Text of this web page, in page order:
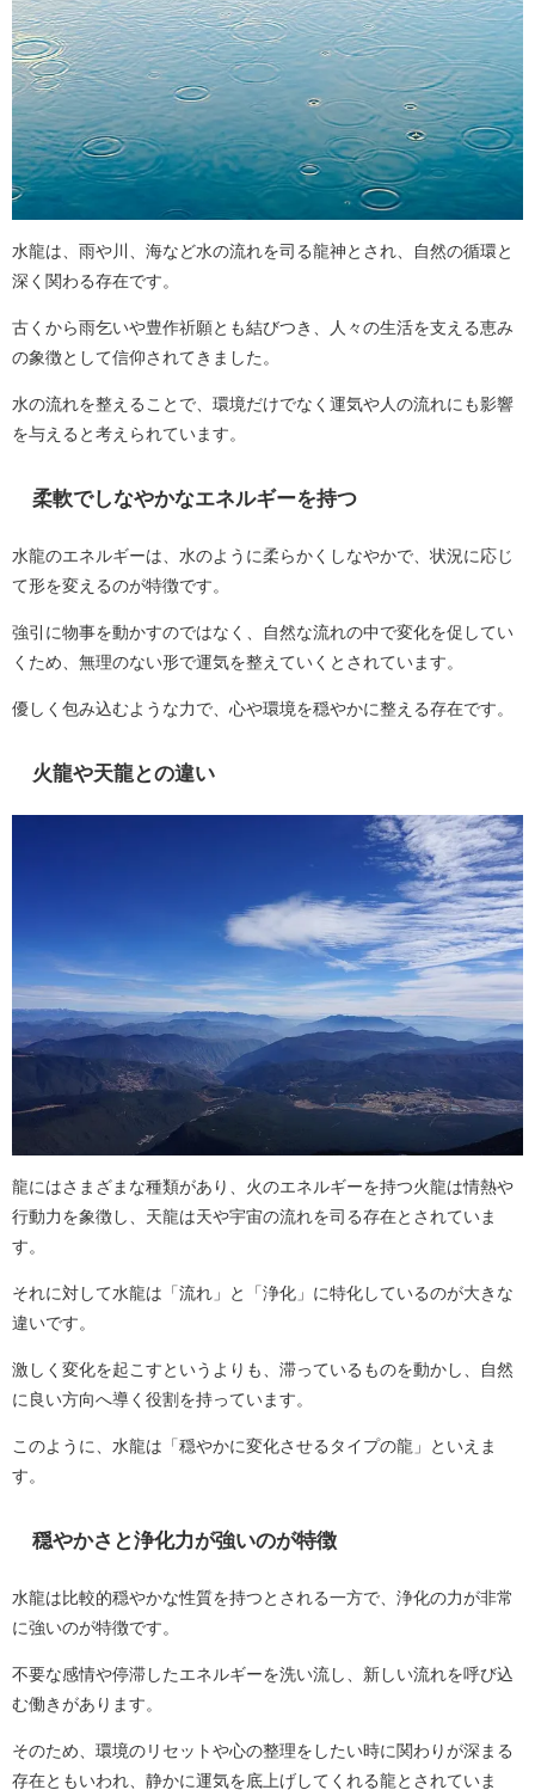
水龍は、雨や川、海など水の流れを司る龍神とされ、自然の循環と
深く関わる存在です。
古くから雨乞いや豊作祈願とも結びつき、人々の生活を支える恵み
の象徴として信仰されてきました。
水の流れを整えることで、環境だけでなく運気や人の流れにも影響
を与えると考えられています。
柔軟でしなやかなエネルギーを持つ
水龍のエネルギーは、水のように柔らかくしなやかで、状況に応じ
て形を変えるのが特徴です。
強引に物事を動かすのではなく、自然な流れの中で変化を促してい
くため、無理のない形で運気を整えていくとされています。
優しく包み込むような力で、心や環境を穏やかに整える存在です。
火龍や天龍との違い
龍にはさまざまな種類があり、火のエネルギーを持つ火龍は情熱や
行動力を象徴し、天龍は天や宇宙の流れを司る存在とされていま
す。
それに対して水龍は「流れ」と「浄化」に特化しているのが大きな
違いです。
激しく変化を起こすというよりも、滞っているものを動かし、自然
に良い方向へ導く役割を持っています。
このように、水龍は「穏やかに変化させるタイプの龍」といえま
す。
穏やかさと浄化力が強いのが特徴
水龍は比較的穏やかな性質を持つとされる一方で、浄化の力が非常
に強いのが特徴です。
不要な感情や停滞したエネルギーを洗い流し、新しい流れを呼び込
む働きがあります。
そのため、環境のリセットや心の整理をしたい時に関わりが深まる
存在ともいわれ、静かに運気を底上げしてくれる龍とされていま